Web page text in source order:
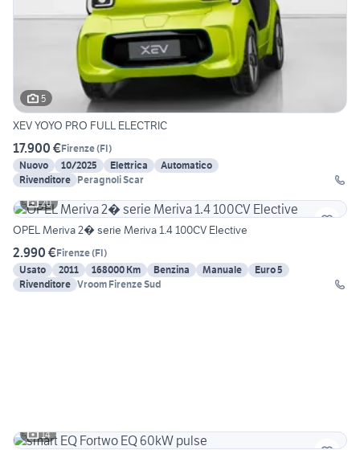
5
XEV YOYO PRO FULL ELECTRIC
17.900 €Firenze(FI)
Nuovo
10/2025 Elettrica
Automatico
Rivenditore Peragnoli Scar
20
OPEL Meriva 2� serie Meriva 1.4 100CV Elective
2.990 €Firenze(FI)
Usato
2011 168000 Km Benzina Manuale
Euro 5
Rivenditore Vroom Firenze Sud
14